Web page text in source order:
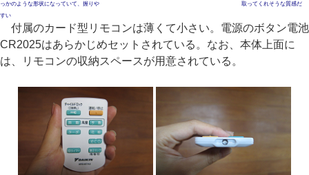
っかのような形状になっていて、握りや
すい
取ってくれそうな質感だ
付属のカード型リモコンは薄くて小さい。電源のボタン電池
CR2025はあらかじめセットされている。なお、本体上面に
は、リモコンの収納スペースが用意されている。